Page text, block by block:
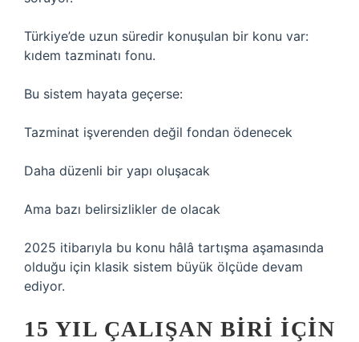
Türkiye’de uzun süredir konuşulan bir konu var:
kıdem tazminatı fonu.
Bu sistem hayata geçerse:
Tazminat işverenden değil fondan ödenecek
Daha düzenli bir yapı oluşacak
Ama bazı belirsizlikler de olacak
2025 itibarıyla bu konu hâlâ tartışma aşamasında
olduğu için klasik sistem büyük ölçüde devam
ediyor.
15 YIL ÇALIŞAN BIRI IÇIN